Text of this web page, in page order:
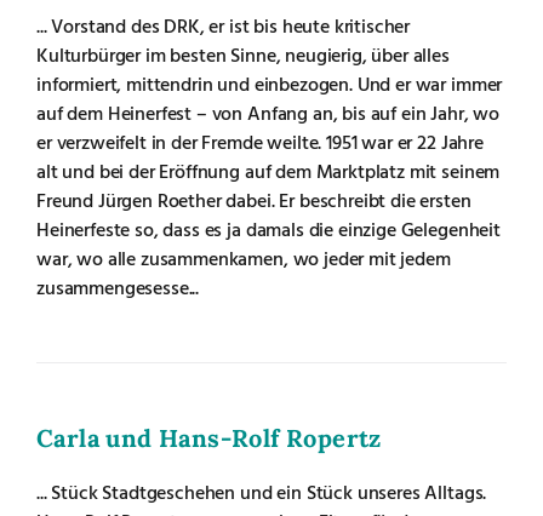
... Vorstand des DRK, er ist bis heute kritischer
Kulturbürger im besten Sinne, neugierig, über alles
informiert, mittendrin und einbezogen. Und er war immer
auf dem Heinerfest – von Anfang an, bis auf ein Jahr, wo
er verzweifelt in der Fremde weilte. 1951 war er 22 Jahre
alt und bei der Eröffnung auf dem Marktplatz mit seinem
Freund Jürgen Roether dabei. Er beschreibt die ersten
Heinerfeste so, dass es ja damals die einzige Gelegenheit
war, wo alle zusammenkamen, wo jeder mit jedem
zusammengesesse...
Carla und Hans-Rolf Ropertz
... Stück Stadtgeschehen und ein Stück unseres Alltags.